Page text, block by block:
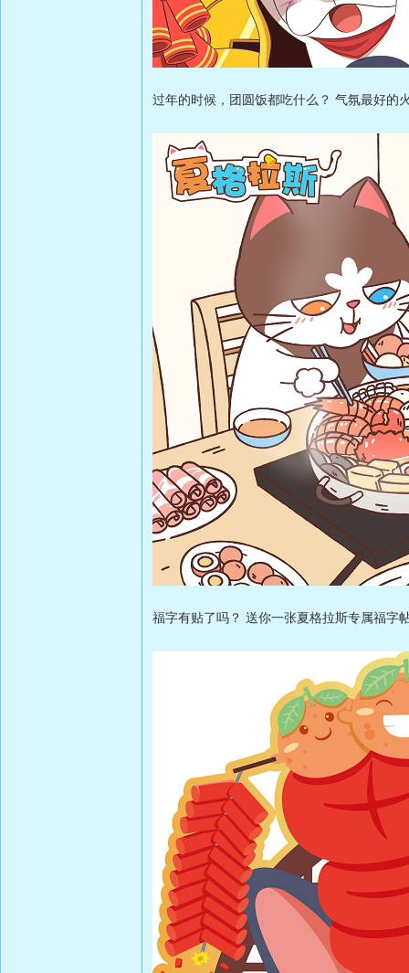
过年的时候，团圆饭都吃什么？ 气氛最好的
福字有贴了吗？ 送你一张夏格拉斯专属福字